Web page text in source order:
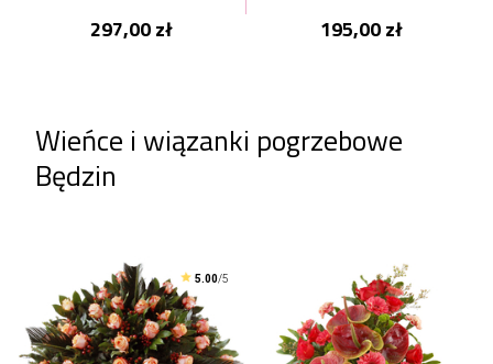
297,00 zł 195,00 zł
Wieńce i wiązanki pogrzebowe
Będzin
5.00/5